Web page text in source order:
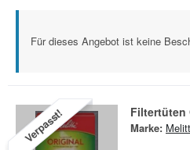
Für dieses Angebot ist keine
Verpasst! Filtertüten
Marke: